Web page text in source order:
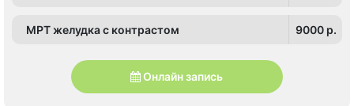
МРТ желудка с контрастом 9000 p.
Онлайн запись